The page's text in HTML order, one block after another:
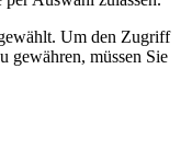
Um den Zugriff
gewähren, müssen Sie